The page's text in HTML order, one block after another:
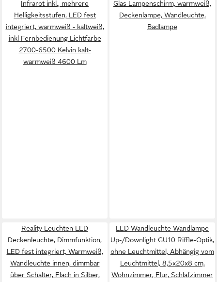
Infrarot inkl., mehrere
Helligkeitsstufen, LED fest
integriert, warmweiß - kaltweiß,
inkl Fernbedienung Lichtfarbe
2700-6500 Kelvin kalt-
warmweiß 4600 Lm
Glas Lampenschirm, warmweiß,
Deckenlampe, Wandleuchte,
Badlampe
Reality Leuchten LED
Deckenleuchte, Dimmfunktion,
LED fest integriert, Warmweiß,
Wandleuchte innen, dimmbar
über Schalter, Flach in Silber,
LED Wandleuchte Wandlampe
Up-/Downlight GU10 Riffle-Optik,
ohne Leuchtmittel, Abhängig vom
Leuchtmittel, 8,5x20x8 cm,
Wohnzimmer, Flur, Schlafzimmer